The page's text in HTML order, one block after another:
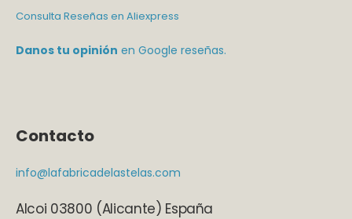
Consulta Reseñas en Aliexpress
Danos tu opinión en Google reseñas.
Contacto
info@lafabricadelastelas.com
Alcoi 03800 (Alicante) España